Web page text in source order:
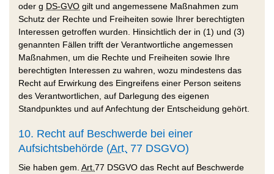
oder g DS-GVO gilt und angemessene Maßnahmen zum
Schutz der Rechte und Freiheiten sowie Ihrer berechtigten
Interessen getroffen wurden. Hinsichtlich der in (1) und (3)
genannten Fällen trifft der Verantwortliche angemessen
Maßnahmen, um die Rechte und Freiheiten sowie Ihre
berechtigten Interessen zu wahren, wozu mindestens das
Recht auf Erwirkung des Eingreifens einer Person seitens
des Verantwortlichen, auf Darlegung des eigenen
Standpunktes und auf Anfechtung der Entscheidung gehört.
10. Recht auf Beschwerde bei einer
Aufsichtsbehörde (Art. 77 DSGVO)
Sie haben gem. Art. 77 DSGVO das Recht auf Beschwerde